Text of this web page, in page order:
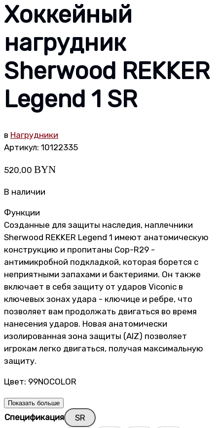
Хоккейный
нагрудник
Sherwood REKKER
Legend 1 SR
в Нагрудники
Артикул: 10122335
520,00 BYN
В наличии
Функции
Созданные для защиты наследия, наплечники
Sherwood REKKER Legend 1 имеют анатомическую
конструкцию и пропитаны Cop-R29 -
антимикробной подкладкой, которая борется с
неприятными запахами и бактериями. Он также
включает в себя защиту от ударов Viconic в
ключевых зонах удара - ключице и ребре, что
позволяет вам продолжать двигаться во время
нанесения ударов. Новая анатомически
изолированная зона защиты (AIZ) позволяет
игрокам легко двигаться, получая максимальную
защиту.
Цвет: 99NOCOLOR
Показать больше
Спецификация SR